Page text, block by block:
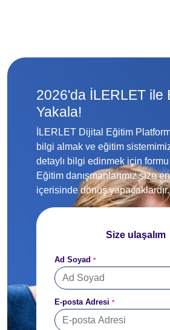
2026'da İLERLET ile
Yakala!
İLERLET Dijital Eğitim
bilgi almak ve eğitim
detaylı bilgi edinmek için
Eğitim danışmanlarımız size
içerisinde dönüş yapacaklardır.
Size ulaşalım
Ad Soyad *
E-posta Adresi *